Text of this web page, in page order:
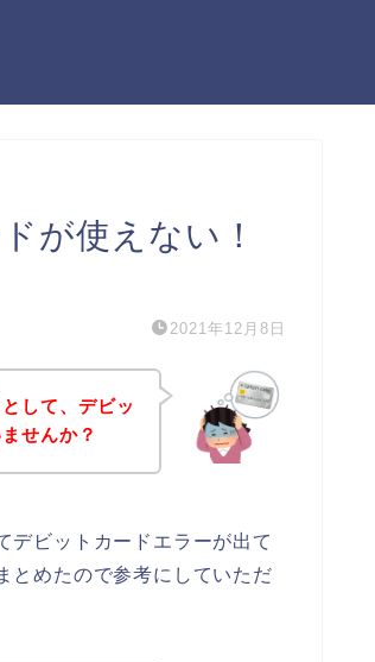
が使えない！
2021年12月8日
して、デビッ
せんか？
デビットカードエラーが出て
とめたので参考にしていただ